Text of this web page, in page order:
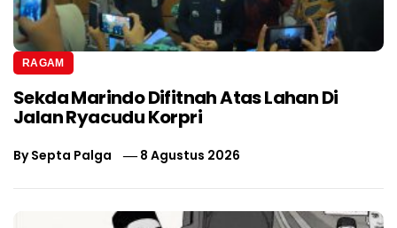
RAGAM
Sekda Marindo Difitnah Atas Lahan Di
Jalan Ryacudu Korpri
BySepta Palga 8 Agustus 2026